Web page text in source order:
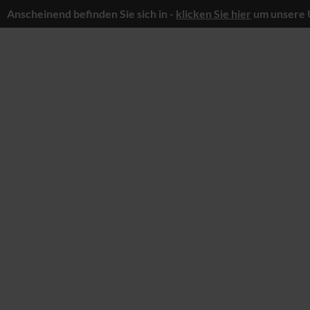
Anscheinend befinden Sie sich in - klicken Sie hier um unsere